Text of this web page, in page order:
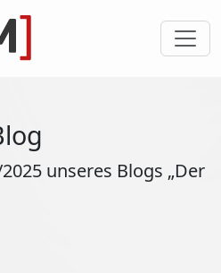
unseres Blogs „Der